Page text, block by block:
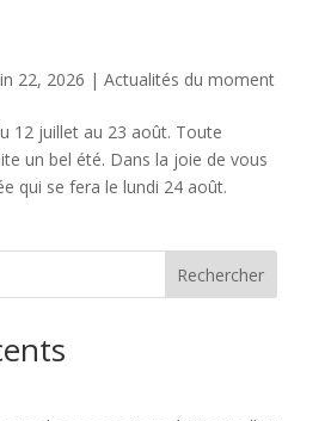
22, 2026 | Actualités du moment
12 juillet au 23 août. Toute
un bel été. Dans la joie de vous
qui se fera le lundi 24 août.
Rechercher